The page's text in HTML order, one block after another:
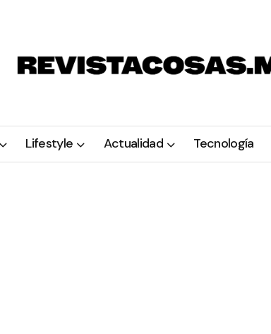
Lifestyle Actualidad Tecnología